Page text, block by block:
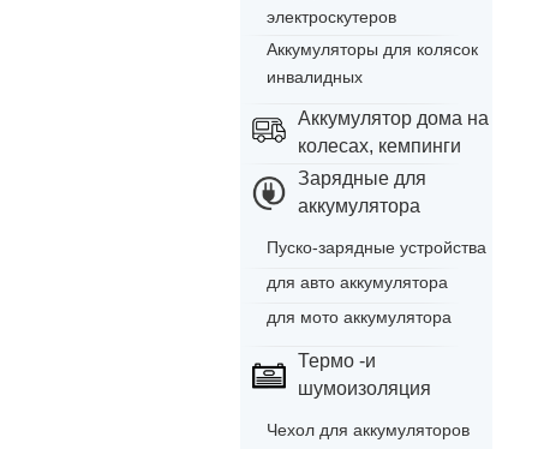
электроскутеров
Аккумуляторы для колясок
инвалидных
Аккумулятор дома на
колесах, кемпинги
Зарядные для
аккумулятора
Пуско-зарядные устройства
для авто аккумулятора
для мото аккумулятора
Термо -и
шумоизоляция
Чехол для аккумуляторов